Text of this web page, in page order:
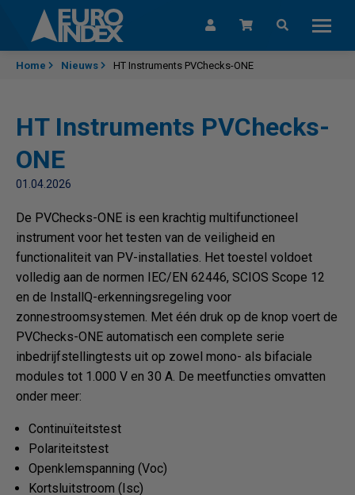
Skip to content
Home Nieuws HT Instruments PVChecks-ONE
HT Instruments PVChecks-
ONE
01.04.2026
De PVChecks-ONE is een krachtig multifunctioneel
instrument voor het testen van de veiligheid en
functionaliteit van PV-installaties. Het toestel voldoet
volledig aan de normen IEC/EN 62446, SCIOS Scope 12
en de InstallQ-erkenningsregeling voor
zonnestroomsystemen. Met één druk op de knop voert de
PVChecks-ONE automatisch een complete serie
inbedrijfstellingtests uit op zowel mono- als bifaciale
modules tot 1.000 V en 30 A. De meetfuncties omvatten
onder meer:
Continuïteitstest
Polariteitstest
Openklemspanning (Voc)
Kortsluitstroom (Isc)